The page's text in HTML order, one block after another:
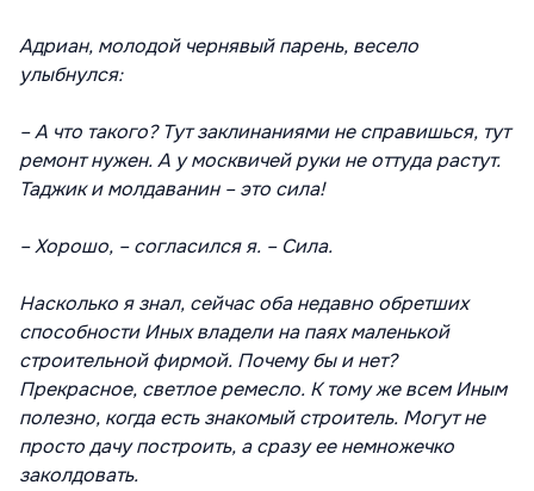
Адриан, молодой чернявый парень, весело
улыбнулся:
– А что такого? Тут заклинаниями не справишься, тут
ремонт нужен. А у москвичей руки не оттуда растут.
Таджик и молдаванин – это сила!
– Хорошо, – согласился я. – Сила.
Насколько я знал, сейчас оба недавно обретших
способности Иных владели на паях маленькой
строительной фирмой. Почему бы и нет?
Прекрасное, светлое ремесло. К тому же всем Иным
полезно, когда есть знакомый строитель. Могут не
просто дачу построить, а сразу ее немножечко
заколдовать.